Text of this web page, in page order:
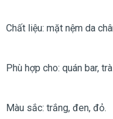
Chất liệu: mặt nệm da
Phù hợp cho: quán bar,
Màu sắc: trắng, đen, đỏ.